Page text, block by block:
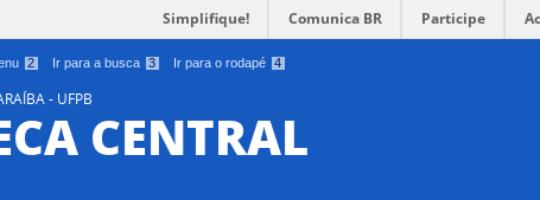
2 Ir para a busca 3 Ir para o rodapé 4
Simplifique! Comunica BR Participe
- UFPB
CENTRAL